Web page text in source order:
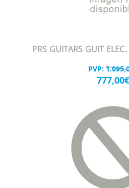
PRS GUITARS GUIT
PVP:
777,00€